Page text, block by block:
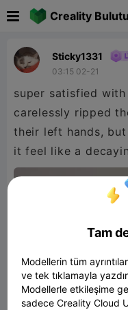
Creality Bulutu
Sticky1331
03:15 02-21
super satisfied
carelessly ripped
their left hands,
it feel like a
Tam
Modellerin tüm
ve tek tıklamayla
Modellerle etkileşime
sadece Creality Cloud